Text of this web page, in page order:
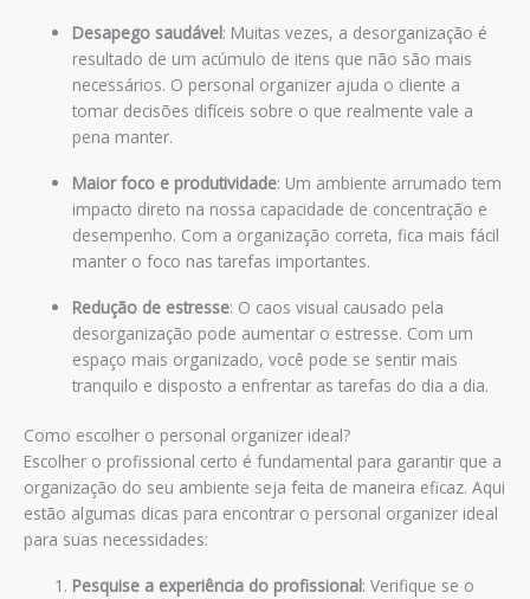
Desapego saudável: Muitas vezes, a desorganização é
resultado de um acúmulo de itens que não são mais
necessários. O personal organizer ajuda o cliente a
tomar decisões difíceis sobre o que realmente vale a
pena manter.
Maior foco e produtividade: Um ambiente arrumado tem
impacto direto na nossa capacidade de concentração e
desempenho. Com a organização correta, fica mais fácil
manter o foco nas tarefas importantes.
Redução de estresse: O caos visual causado pela
desorganização pode aumentar o estresse. Com um
espaço mais organizado, você pode se sentir mais
tranquilo e disposto a enfrentar as tarefas do dia a dia.
Como escolher o personal organizer ideal?
Escolher o profissional certo é fundamental para garantir que a
organização do seu ambiente seja feita de maneira eficaz. Aqui
estão algumas dicas para encontrar o personal organizer ideal
para suas necessidades:
Pesquise a experiência do profissional: Verifique se o